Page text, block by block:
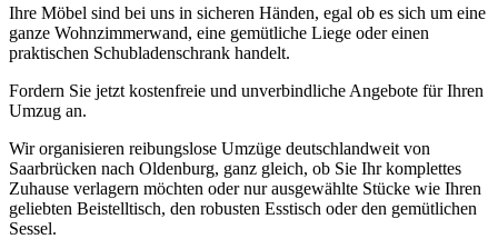
Ihre Möbel sind bei uns in sicheren Händen, egal ob es sich um eine
ganze Wohnzimmerwand, eine gemütliche Liege oder einen
praktischen Schubladenschrank handelt.
Fordern Sie jetzt kostenfreie und unverbindliche Angebote für Ihren
Umzug an.
Wir organisieren reibungslose Umzüge deutschlandweit von
Saarbrücken nach Oldenburg, ganz gleich, ob Sie Ihr komplettes
Zuhause verlagern möchten oder nur ausgewählte Stücke wie Ihren
geliebten Beistelltisch, den robusten Esstisch oder den gemütlichen
Sessel.